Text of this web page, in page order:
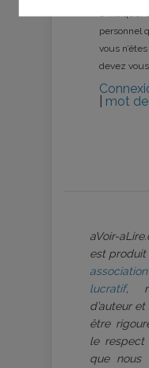
d’indiquer
personnel
vous
devez
mot
aVoir-
est
lucratif,
d’auteur
être
le respect
que nous